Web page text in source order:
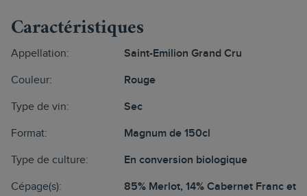
Caractéristiques
Appellation: Saint-Emilion Grand Cru
Couleur: Rouge
Type de vin: Sec
Format: Magnum de 150cl
Type de culture: En conversion biologique
Cépage(s):
85% Merlot, 14% Cabernet Franc et